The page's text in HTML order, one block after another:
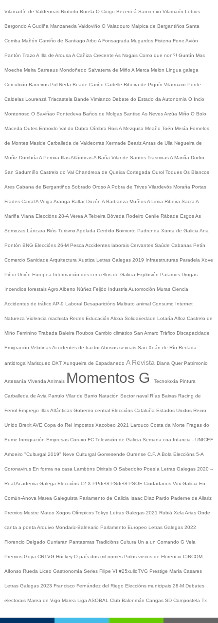
Vilamartín de Valdeorras Riotorto Burela O Corgo Becerreá Sanxenxo Vilamarín Lobios
Bergondo A Gudiña Manzaneda Valdoviño O Valadouro Malpica de Bergantiños Santa
Comba Mañón Camiño de Santiago Arbo A Fonsagrada Mugardos Fisterra Fene Avión
Pantón Trazo A Illa de Arousa A Cañiza Crecente As Nogais Como que non?! Guntín Mos
Moeche Meira Sarreaus Mondoñedo Salvaterra de Miño A Merca Melón Lingua galega
Corcubión Barreiros Pol Neda Beade Cariño Cartelle Ribeira de Piquín Vilarmaior Ponte
Caldelas Lourenzá Triacastela Bande Vimianzo Debate do Estado da Autonomía O Incio
Monterroso O Saviñao Pontedeva Baños de Molgas Santiso As NevesArzúa Miño O Bolo
Maceda Outes Entroido Val do Dubra Oímbra RoisA Mezquita Meaño Toén Mesía Fornelos
de Montes Maside Carballeda de Valdeorras Xermade BearizAntas de Ulla Negueira de
Muñiz Dumbría A Peroxa Illas AtlánticasA Baña Vilar de Santos TrasmirasA Mariña Dodro
San Sadurniño Castrelo do Val Chandrexa de Queixa Cortegada Ourol Toques Os Blancos
Ares Cabana de Bergantiños Sobrado Oroso A Pobra de Trives Vilardevós Moraña Portas
Frades CarralA Veiga Aranga Baltar Dozón A Barbanza MuíñosA Limia Ribeira Sacra A
Mariña Viana Eleccións 28-A Verea A Teixeira Bóveda Rodeiro Cenlle Rábade EsgosAs
Somozas Láncara Riós Turismo Agolada Cerdido Boimorto Padrenda Xunta de Galicia Ana
Pontón BNG Eleccións 26-M Pesca Accidentes laborais Cervantes Saúde Cabanas Petín
Comercio Sanidade Arquitectura Xustiza Letras Galegas 2019 Infraestruturas Paradela Xove
Piñor Unión Europea Información dos concellos de Galicia Explosión Paramos Drogas
Incendios forestaisAgro Alberto Núñez Feijóo Industria Automoción Muras Ciencia
Accidentes de tráfico AP-9 Laboral Desaparicións Maltrato animal Consumo Internet
Natureza Violencia machista Redes Educación Alcoa Solidariedade Lotaría Alfoz Castrelo de
Miño Feminino Trabada Baleira Roubos Cambio climático San Amaro Tráfico Discapacidade
Emigración VelutinasAccidentes de tractorAbusos sexuais San Xoán de Río Redada
antidroga Marisqueo DXT Xunqueira de Espadanedo A Revista Diana Quer Patrimonio
Artesanía Vivenda Animais Momentos G Tecnoloxía Pintura
Carballeda de Avia Parrulo Vilar de Barrio Natación Sector naval Rías Baixas Racing de
Ferrol Emprego Illas Atlánticas Goberno central Eleccións Cataluña Estados Unidos Reino
Unido BrexitAVE Copa do Rei Impostos Xacobeo 2021 Larouco Costa da Morte Fragas do
Eume Inmigración Empresas Coruxo FC Televisión de Galicia Semana coa Infancia - UNICEF
Amoeiro "Culturgal 2019" Neve Culturgal Gomesende Ourense C.F. A Bola Eleccións 5-A
Coronavirus En forma na casa Lambóns Dixitais O Sabedoiro Poesía Letras Galegas 2020 --
Real Academia Galega Eleccións 12-X PPdeG PSdeG-PSOE Ciudadanos Vox Galicia En
Común-Anova Marea Galeguista Parlamento de Galicia Isaac Díaz Pardo Paderne de Allariz
Premios Mestre Mateo Xogos Olímpicos Tokyo Letras Galegas 2021 Rubiá Xela Arias Onde
canta a poeta Arquivo Mondariz-Balneario Parlamento Europeo Letras Galegas 2022
Florencio Delgado Gurriarán Pantasmas Tradicións Cultura Un a un Comando G Vela
Premios Goya CRTVG Hóckey O país dos mil nomes Polos vieiros de Florencio CIRCOM
Alfonso Rueda Liceo Gastronomía Series Filipe VI #25xulloTVG Prestige María Casares
Letras Galegas 2023 Francisco Fernández del Riego Eleccións municipais 28-M Debates
electorais Marea de Vigo Marea Liga ASOBAL Club Balonmán Cangas SD Compostela Tx